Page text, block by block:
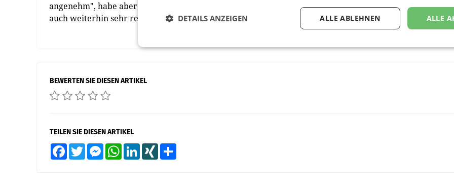
angenehm", habe aber nichts mit ihrer Entscheidung, zu ORF III zu wechseln, zu tun. "Außerdem werde
auch weiterhin sehr regelmäßig am Bildschirm zu sehen sein", sagte die langjährige ORF-Journalistin.
BEWERTEN SIE DIESEN ARTIKEL
TEILEN SIE DIESEN ARTIKEL
FacebookTwitter MessengerWhatsAppLinkedInXING
ALLE
ALLE ABLEHNEN
DETAILS ANZEIGEN